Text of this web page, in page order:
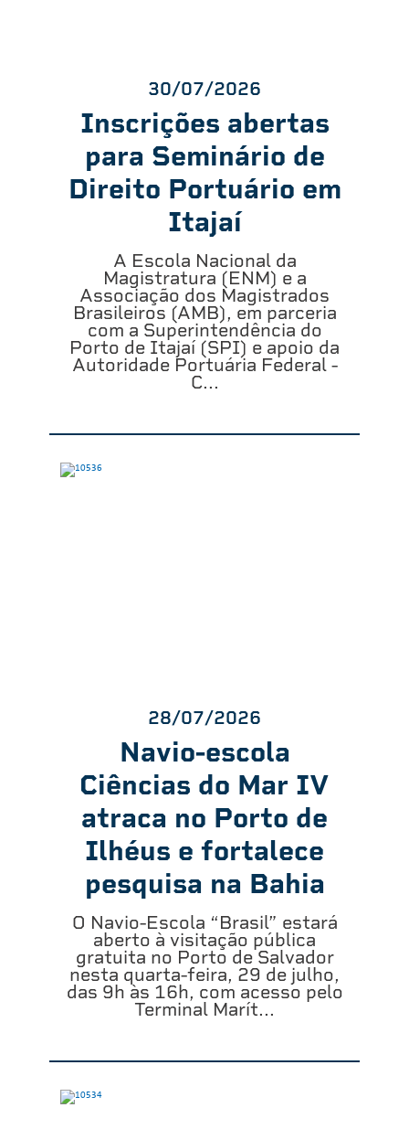
30/07/2026
Inscrições abertas
para Seminário de
Direito Portuário em
Itajaí
A Escola Nacional da
Magistratura (ENM) e a
Associação dos Magistrados
Brasileiros (AMB), em parceria
com a Superintendência do
Porto de Itajaí (SPI) e apoio da
Autoridade Portuária Federal -
C...
28/07/2026
Navio-escola
Ciências do Mar IV
atraca no Porto de
Ilhéus e fortalece
pesquisa na Bahia
O Navio-Escola “Brasil” estará
aberto à visitação pública
gratuita no Porto de Salvador
nesta quarta-feira, 29 de julho,
das 9h às 16h, com acesso pelo
Terminal Marít...